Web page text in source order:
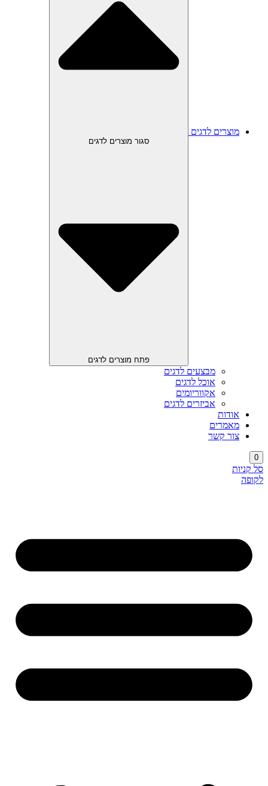
מוצרים לדגים
סגור מוצרים לדגים
פתח מוצרים לדגים
מבצעים לדגים
אוכל לדגים
אקווריומים
אביזרים לדגים
אודות
מאמרים
צור קשר
0
סל קניות
לקופה